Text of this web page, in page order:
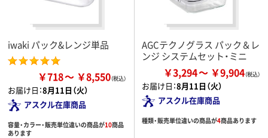
iwaki パック&レンジ単品
￥718 ￥8,550
お届け日：8月11日（火）
アスクル在庫商品
容量・カラー・販売単位違いの商品が10商品
あります
AGCテクノグラス パック＆レ
ンジ システムセット・ミニ
￥3,294 ￥9,904
お届け日：8月11日（火）
アスクル在庫商品
種類・販売単位違いの商品が4商品あります